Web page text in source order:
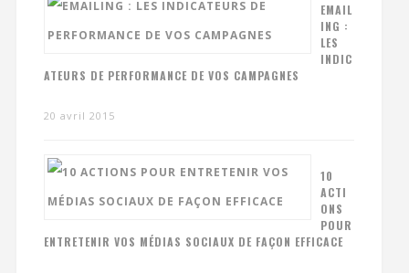
EMAIL
ING :
LES
INDIC
ATEURS DE PERFORMANCE DE VOS CAMPAGNES
20 avril 2015
10
ACTI
ONS
POUR
ENTRETENIR VOS MÉDIAS SOCIAUX DE FAÇON EFFICACE